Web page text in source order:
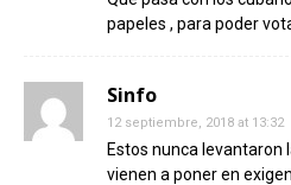
papeles , para poder
Sinfo
12 septiembre, 2018 at 13:32
Estos nunca levantaron
vienen a poner en